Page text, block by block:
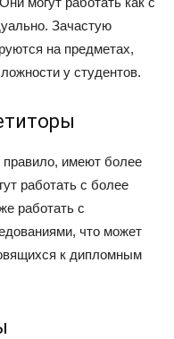
Зачастую
на предметах,
у студентов.
правило, имеют более
работать с более
работать с
что может
к дипломным